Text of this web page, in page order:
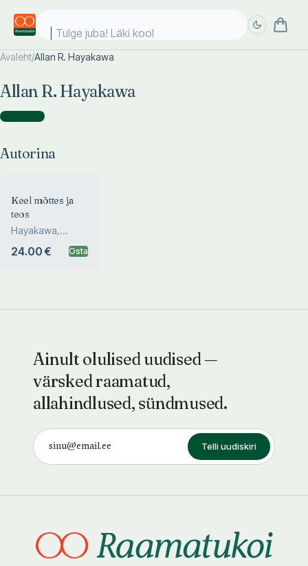
Tulge juba! Läki kooli
Avaleht/Allan R. Hayakawa
Allan R. Hayakawa
Autorina )
Autorina
Keel mõttes ja
teos
Hayakawa,
24.00 € Osta
Ainult olulised uudised —
värsked raamatud,
allahindlused, sündmused.
Telli uudiskiri